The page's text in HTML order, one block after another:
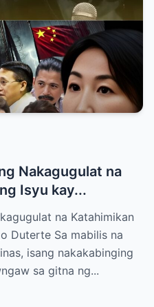
Nakagugulat na
Isyu kay...
na Katahimikan
Duterte Sa mabilis na
isang nakakabinging
sa gitna ng...